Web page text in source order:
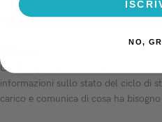
Grazie agli indicatori Led e alla
informazioni sullo stato del ciclo di
carico e comunica di cosa ha
NO,